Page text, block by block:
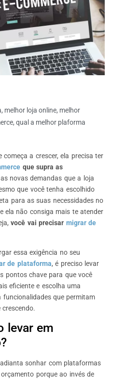
, melhor loja online, melhor
,qual a melhor plaforma
começa a crescer, ela precisa ter
que supra as
novas demandas que a loja
que você tenha escolhido
para as suas necessidades no
ela não consiga mais te atender
você vai precisar migrar de
essa exigência no seu
de plataforma, é preciso levar
pontos chave para que você
eficiente e escolha uma
que permitam
levar em
sonhar com plataformas
porque ao invés de